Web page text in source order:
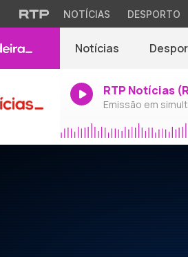
NOTÍCIAS DESPORTO
Notícias
RTP Notícias
Emissão em